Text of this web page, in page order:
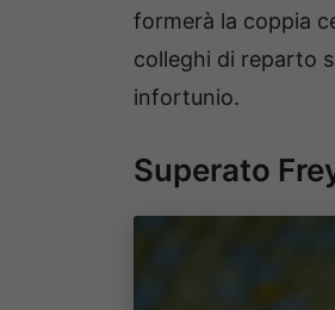
formerà la coppia
colleghi di reparto
infortunio.
Superato